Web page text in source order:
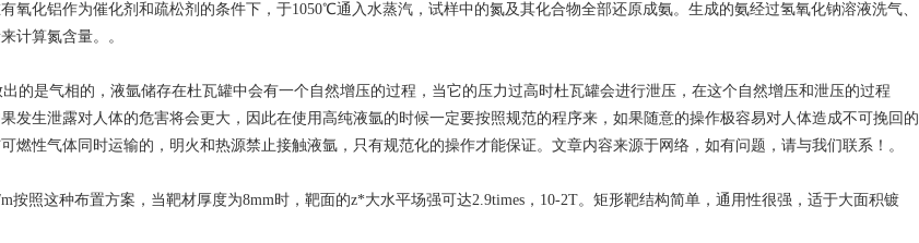
化铝作为催化剂和疏松剂的条件下，于1050℃通入水蒸汽，试样中的氮及其化合物全部还原成氨。生成的氨经过氢氧化钠溶液洗气、
计算氮含量。。
的是气相的，液氩储存在杜瓦罐中会有一个自然增压的过程，当它的压力过高时杜瓦罐会进行泄压，在这个自然增压和泄压的过程
生泄露对人体的危害将会更大，因此在使用高纯液氩的时候一定要按照规范的程序来，如果随意的操作极容易对人体造成不可挽回的
性气体同时运输的，明火和热源禁止接触液氩，只有规范化的操作才能保证。文章内容来源于网络，如有问题，请与我们联系！。
按照这种布置方案，当靶材厚度为8mm时，靶面的z*大水平场强可达2.9times，10-2T。矩形靶结构简单，通用性很强，适于大面积镀